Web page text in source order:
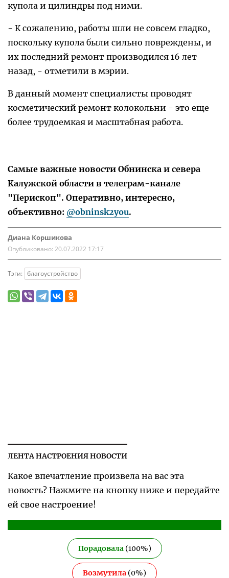
купола и цилиндры под ними.
- К сожалению, работы шли не совсем гладко,
поскольку купола были сильно повреждены, и
их последний ремонт производился 16 лет
назад, - отметили в мэрии.
В данный момент специалисты проводят
косметический ремонт колокольни - это еще
более трудоемкая и масштабная работа.
Самые важные новости Обнинска и севера
Калужской области в телеграм-канале
"Перископ". Оперативно, интересно,
объективно: @obninsk2you.
Диана Коршикова
Опубликовано: 20.07.2022 17:17
Тэги: благоустройство
ЛЕНТА НАСТРОЕНИЯ НОВОСТИ
Какое впечатление произвела на вас эта
новость? Нажмите на кнопку ниже и передайте
ей свое настроение!
Порадовала(100%)
Возмутила (0%)